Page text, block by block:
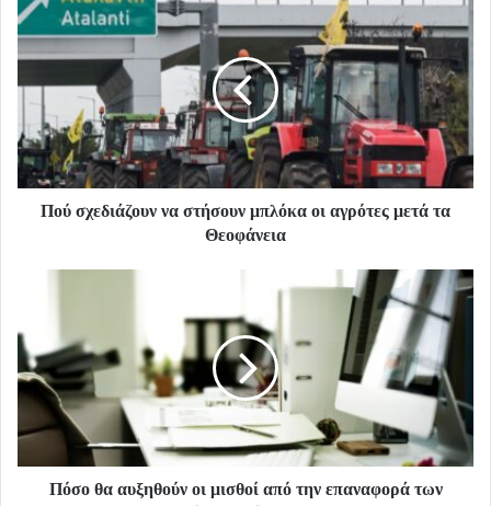
Πού σχεδιάζουν να στήσουν μπλόκα οι αγρότες μετά τα
Θεοφάνεια
Πόσο θα αυξηθούν οι μισθοί από την επαναφορά των